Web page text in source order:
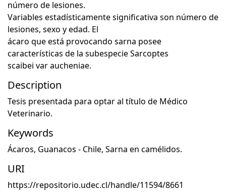
número de lesiones.
Variables estadísticamente significativa son número de
lesiones, sexo y edad. El
ácaro que está provocando sarna posee
características de la subespecie Sarcoptes
scaibei var aucheniae.
Description
Tesis presentada para optar al título de Médico
Veterinario.
Keywords
Ácaros, Guanacos - Chile, Sarna en camélidos.
URI
https://repositorio.udec.cl/handle/11594/8661